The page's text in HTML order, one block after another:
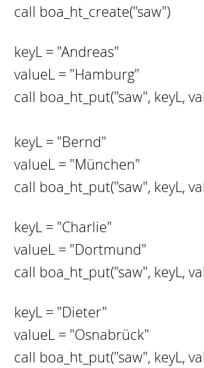
call boa_ht_create("saw")
keyL = "Andreas"
valueL = "Hamburg"
call boa_ht_put("saw", keyL,
keyL = "Bernd"
valueL = "München"
call boa_ht_put("saw", keyL,
keyL = "Charlie"
valueL = "Dortmund"
call boa_ht_put("saw", keyL,
keyL = "Dieter"
valueL = "Osnabrück"
call boa_ht_put("saw", keyL,